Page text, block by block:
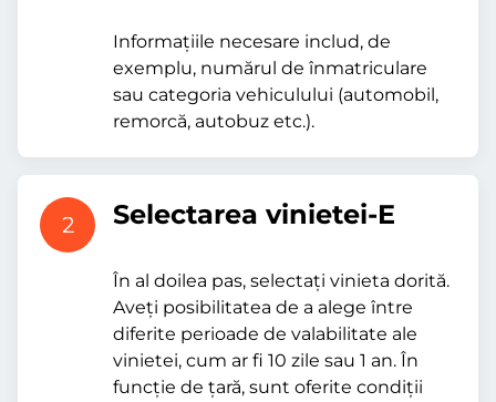
Informațiile necesare includ, de
exemplu, numărul de înmatriculare
sau categoria vehiculului (automobil,
remorcă, autobuz etc.).
2 Selectarea vinietei-E
În al doilea pas, selectați vinieta dorită.
Aveți posibilitatea de a alege între
diferite perioade de valabilitate ale
vinietei, cum ar fi 10 zile sau 1 an. În
funcție de țară, sunt oferite condiții